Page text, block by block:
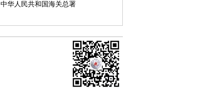
中华人民共和国海关总署